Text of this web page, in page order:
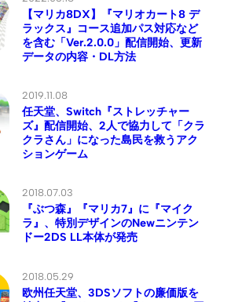
【マリカ8DX】『マリオカート8 デ
ラックス』コース追加パス対応など
を含む「Ver.2.0.0」配信開始、更新
データの内容・DL方法
2019.11.08
任天堂、Switch『ストレッチャー
ズ』配信開始、2人で協力して「クラ
クラさん」になった島民を救うアク
ションゲーム
2018.07.03
『ぶつ森』『マリカ7』に『マイク
ラ』、特別デザインのNewニンテン
ドー2DS LL本体が発売
2018.05.29
欧州任天堂、3DSソフトの廉価版を